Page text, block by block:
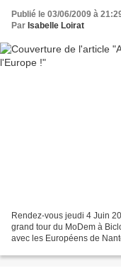
Publié le 03/06/2009 à
Par Isabelle Loirat
Rendez-vous jeudi 4 Juin
grand tour du MoDem à
avec les Européens de